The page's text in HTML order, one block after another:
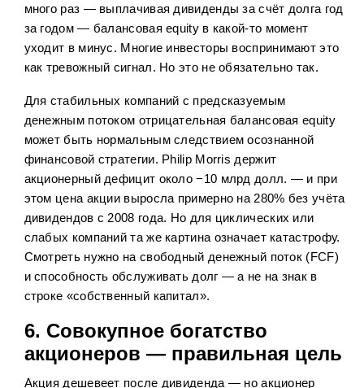
много раз — выплачивая дивиденды за счёт долга год
за годом — балансовая equity в какой-то момент
уходит в минус. Многие инвесторы воспринимают это
как тревожный сигнал. Но это не обязательно так.
Для стабильных компаний с предсказуемым
денежным потоком отрицательная балансовая equity
может быть нормальным следствием осознанной
финансовой стратегии. Philip Morris держит
акционерный дефицит около −10 млрд долл. — и при
этом цена акции выросла примерно на 280% без учёта
дивидендов с 2008 года. Но для циклических или
слабых компаний та же картина означает катастрофу.
Смотреть нужно на свободный денежный поток (FCF)
и способность обслуживать долг — а не на знак в
строке «собственный капитал».
6. Совокупное богатство
акционеров — правильная цель
Акция дешевеет после дивиденда — но акционер